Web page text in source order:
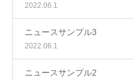
2022.06.1
ニュースサンプル3
2022.06.1
ニュースサンプル2